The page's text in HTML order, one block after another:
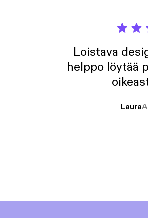
Loistava
helppo löytää
Laura